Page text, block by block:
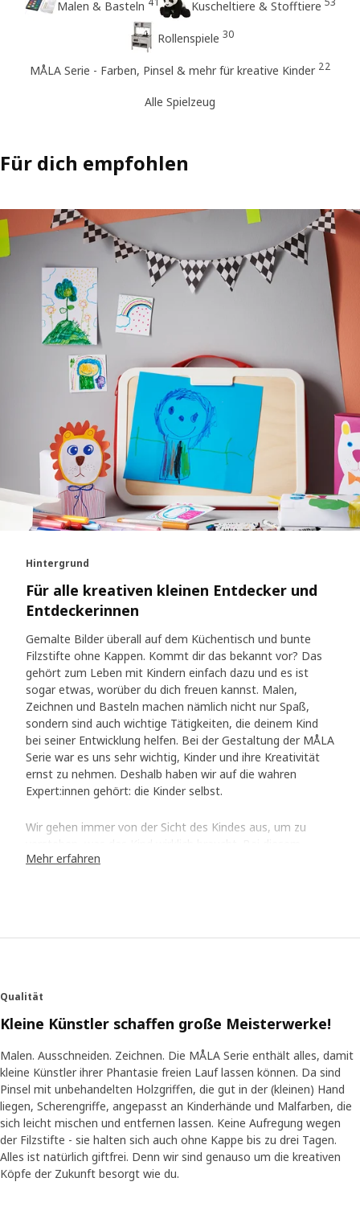
Malen & Basteln Kuscheltiere & Stofftiere
Rollenspiele 30
MÅLA Serie - Farben, Pinsel & mehr für kreative Kinder 22
Alle Spielzeug
Für dich empfohlen
Hintergrund
Für alle kreativen kleinen Entdecker und
Entdeckerinnen
Gemalte Bilder überall auf dem Küchentisch und bunte
Filzstifte ohne Kappen. Kommt dir das bekannt vor? Das
gehört zum Leben mit Kindern einfach dazu und es ist
sogar etwas, worüber du dich freuen kannst. Malen,
Zeichnen und Basteln machen nämlich nicht nur Spaß,
sondern sind auch wichtige Tätigkeiten, die deinem Kind
bei seiner Entwicklung helfen. Bei der Gestaltung der MÅLA
Serie war es uns sehr wichtig, Kinder und ihre Kreativität
ernst zu nehmen. Deshalb haben wir auf die wahren
Expert:innen gehört: die Kinder selbst.
Wir gehen immer von der Sicht des Kindes aus, um zu
Projekt half uns die Pädagogik mit Fakten und Inspiration
Speziell für kleine Künstlerinnen und Künstler
gemacht
wurden, Prototypen auszuprobieren und ihr Meinung dazu
abzugeben. Was waren ihre Lieblingsfarben? Was hielten
sie von dem Papier? „Die Kinder hatten sehr feste und
kluge Ansichtspunkte. Wir haben auch beobachtet, wie sie
die Zeichen- und Malwerkzeuge benutzen. Wenn du vier
Jahre alt und gerade dabei bist, ein Bild zu malen, denkst
du zum Beispiel nicht immer daran, die Kappe wieder auf
den Filzstift zu stecken. Deshalb können diese Stifte bis zu
Mehr erfahren
Qualität
Kleine Künstler schaffen große Meisterwerke!
Malen. Ausschneiden. Zeichnen. Die MÅLA Serie enthält alles, damit
kleine Künstler ihrer Phantasie freien Lauf lassen können. Da sind
Pinsel mit unbehandelten Holzgriffen, die gut in der (kleinen) Hand
liegen, Scherengriffe, angepasst an Kinderhände und Malfarben, die
sich leicht mischen und entfernen lassen. Keine Aufregung wegen
der Filzstifte - sie halten sich auch ohne Kappe bis zu drei Tagen.
Alles ist natürlich giftfrei. Denn wir sind genauso um die kreativen
Köpfe der Zukunft besorgt wie du.